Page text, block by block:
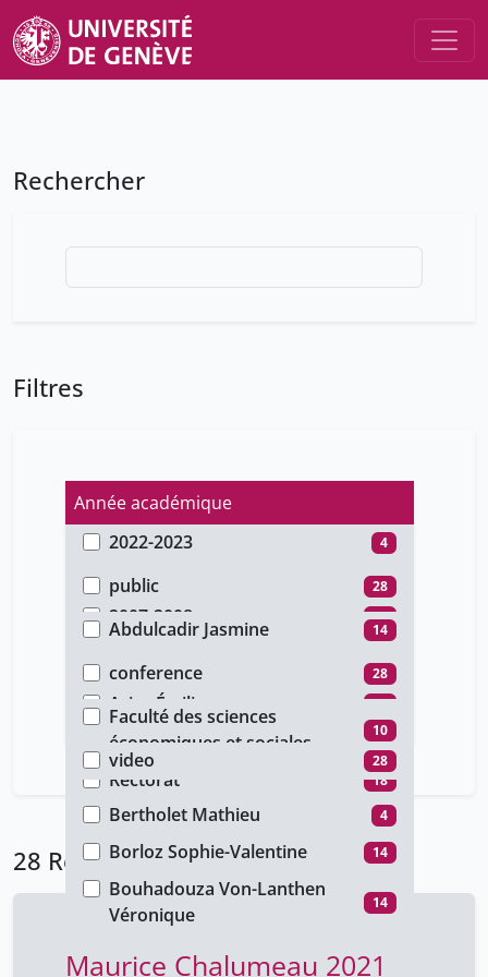
Rechercher
Filtres
Année académique
2022-2023
4
2021-2022 14
2007-2008 10
Type d'accès
public
28
Auteur
Abdulcadir Jasmine
14
Arena Francesca 14
Arias Émilie 14
Badré Maéva 14
Baumgartner Marc 14
Bertholet Mathieu 4
Borloz Sophie-Valentine 14
Bouhadouza Von-Lanthen
Véronique
14
Cedenõ Cindy 14
Type de document
conference
28
Faculté
Faculté des sciences
économiques et sociales
10
Rectorat 18
Type de média
video
28
28 Résultats
Maurice Chalumeau 2021